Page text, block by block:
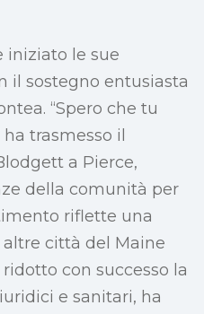
iniziato le sue
il sostegno entusiasta
“Spero che tu
trasmesso il
a Pierce,
della comunità per
riflette una
città del Maine
con successo la
e sanitari, ha